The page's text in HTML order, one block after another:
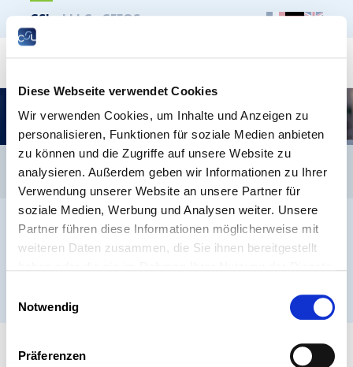
Diese Webseite verwendet Cookies
Wir verwenden Cookies, um Inhalte und Anzeigen zu
personalisieren, Funktionen für soziale Medien anbieten
zu können und die Zugriffe auf unsere Website zu
analysieren. Außerdem geben wir Informationen zu Ihrer
Verwendung unserer Website an unsere Partner für
soziale Medien, Werbung und Analysen weiter. Unsere
Partner führen diese Informationen möglicherweise mit
weiteren Daten zusammen, die Sie ihnen bereitgestellt
Notwendig
Präferenzen
CSL LLLC CEFOS
Bien-être & Santé
CSL LLLC
CEFOS
Kontakt
Anmeldung Newsletter
Datenschutz Whistleblower